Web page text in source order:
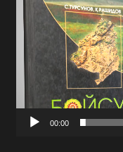
00:00